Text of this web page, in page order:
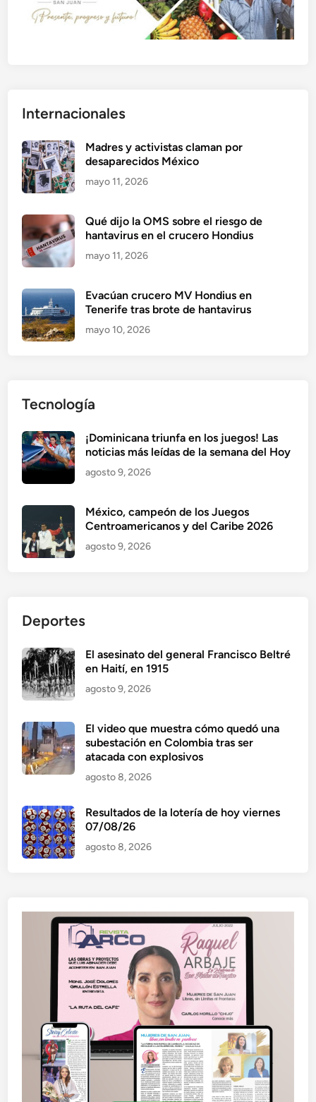
Internacionales
Madres y activistas claman por
desaparecidos México
mayo 11, 2026
Qué dijo la OMS sobre el riesgo de
hantavirus en el crucero Hondius
mayo 11, 2026
Evacúan crucero MV Hondius en
Tenerife tras brote de hantavirus
mayo 10, 2026
Tecnología
¡Dominicana triunfa en los juegos! Las
noticias más leídas de la semana del Hoy
agosto 9, 2026
México, campeón de los Juegos
Centroamericanos y del Caribe 2026
agosto 9, 2026
Deportes
El asesinato del general Francisco Beltré
en Haití, en 1915
agosto 9, 2026
El video que muestra cómo quedó una
subestación en Colombia tras ser
atacada con explosivos
agosto 8, 2026
Resultados de la lotería de hoy viernes
07/08/26
agosto 8, 2026